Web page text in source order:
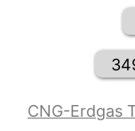
CNG-Erdgas